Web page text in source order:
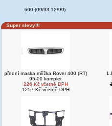
600 (09/93-12/99)
Super slevy!!!
přední maska mřížka Rover 400 (RT)
95-00 komplet
226 Kč včetně DPH
1257 Kč včetně DPH